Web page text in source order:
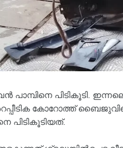
പാമ്പിനെ പിടികൂടി.
കോറോത്ത്‌ ബൈജുവിന്റെ
പിടികൂടിയത്.